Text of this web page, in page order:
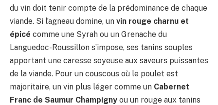
du vin doit tenir compte de la prédominance de chaque
viande. Si l’agneau domine, un vin rouge charnu et
épicé comme une Syrah ou un Grenache du
Languedoc-Roussillon s’impose, ses tanins souples
apportant une caresse soyeuse aux saveurs puissantes
de la viande. Pour un couscous où le poulet est
majoritaire, un vin plus léger comme un Cabernet
Franc de Saumur Champigny ou un rouge aux tanins